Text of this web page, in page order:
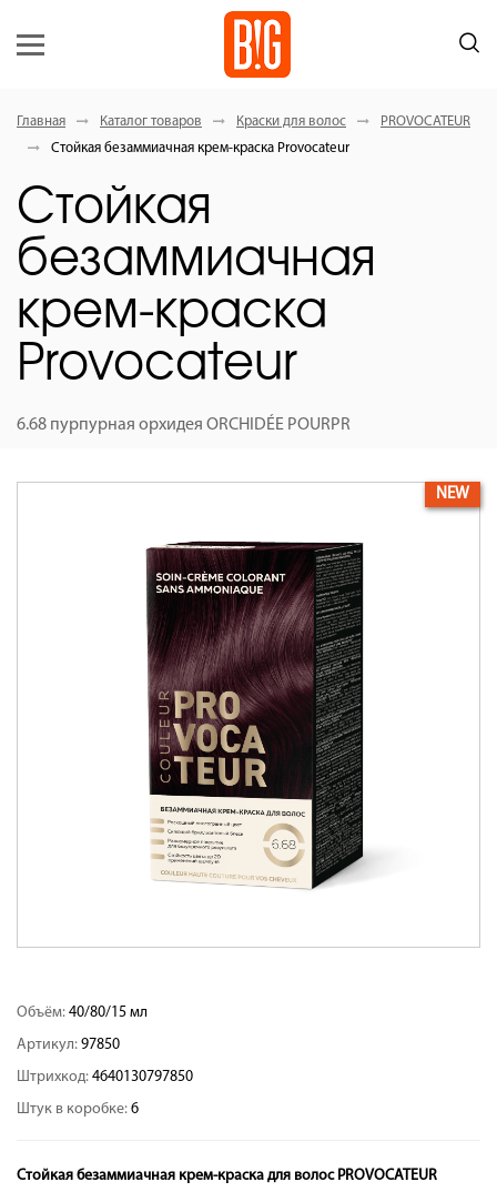
Главная Каталог товаров Краски для волос
PROVOCATEUR
Стойкая безаммиачная крем-краска Provocateur
Стойкая
безаммиачная
крем-краска
Provocateur
6.68 пурпурная орхидея ORCHIDÉE POURPR
NEW
Объём: 40/80/15 мл
Артикул: 97850
Штрихкод: 4640130797850
Штук в коробке: 6
Стойкая безаммиачная крем-краска для волос PROVOCATEUR